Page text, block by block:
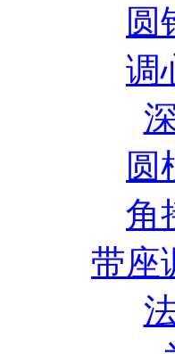
圆
调
圆
角
带座